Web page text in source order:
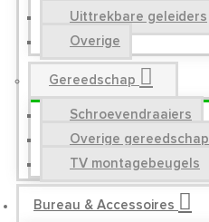
Uittrekbare geleiders
Overige
Gereedschap
Schroevendraaiers
Overige gereedschap
TV montagebeugels
Bureau & Accessoires